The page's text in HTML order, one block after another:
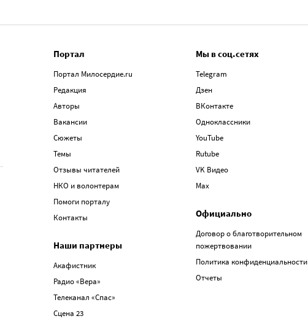
Портал
Портал Милосердие.ru
Редакция
Авторы
Вакансии
Сюжеты
Темы
Отзывы читателей
НКО и волонтерам
Помоги порталу
Контакты
Наши партнеры
Акафистник
Радио «Вера»
Телеканал «Спас»
Сцена 23
Мы в соц.сетях
Telegram
Дзен
ВКонтакте
Одноклассники
YouTube
Rutube
VK Видео
Max
Официально
Договор о благотворительном
пожертвовании
Политика конфиденциальности
Отчеты